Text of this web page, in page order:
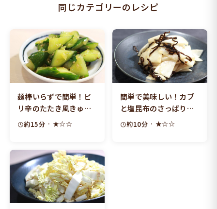
同じカテゴリーのレシピ
麺棒いらずで簡単！ピ
リ辛のたたき風きゅう
り約15分 · ★☆☆
簡単で美味しい！カブ
と塩昆布のさっぱり和
えもの
約10分 · ★☆☆